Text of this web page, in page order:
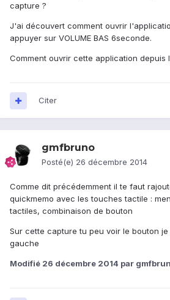
capture ?
J'ai découvert comment ouvrir
appuyer sur VOLUME BAS 6seconde.
Comment ouvrir cette application depuis
Citer
gmfbruno
Posté(e) 26 décembre 2014
Comme dit précédemment il te faut
quickmemo avec les touches tactile :
tactiles, combinaison de bouton
Sur cette capture tu peu voir le bouton
gauche
Modifié 26 décembre 2014 par